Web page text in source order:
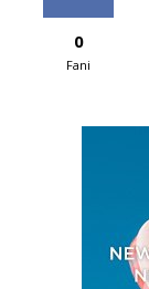
0
Fani